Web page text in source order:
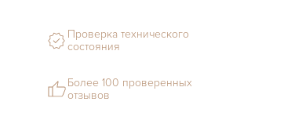
Проверка технического
состояния
Более 100 проверенных
отзывов